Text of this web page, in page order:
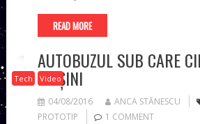
READ MORE
Tech Video
AUTOBUZUL SUB CARE
MAȘINI
04/08/2016 ANCA STĂNESCU
PROTOTIP
1 COMMENT